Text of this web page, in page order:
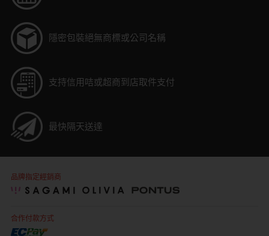
隱密包裝絕無商標或公司名稱
支持信用咭或超商到店取件支付
最快隔天送達
品牌指定經銷商
合作付款方式